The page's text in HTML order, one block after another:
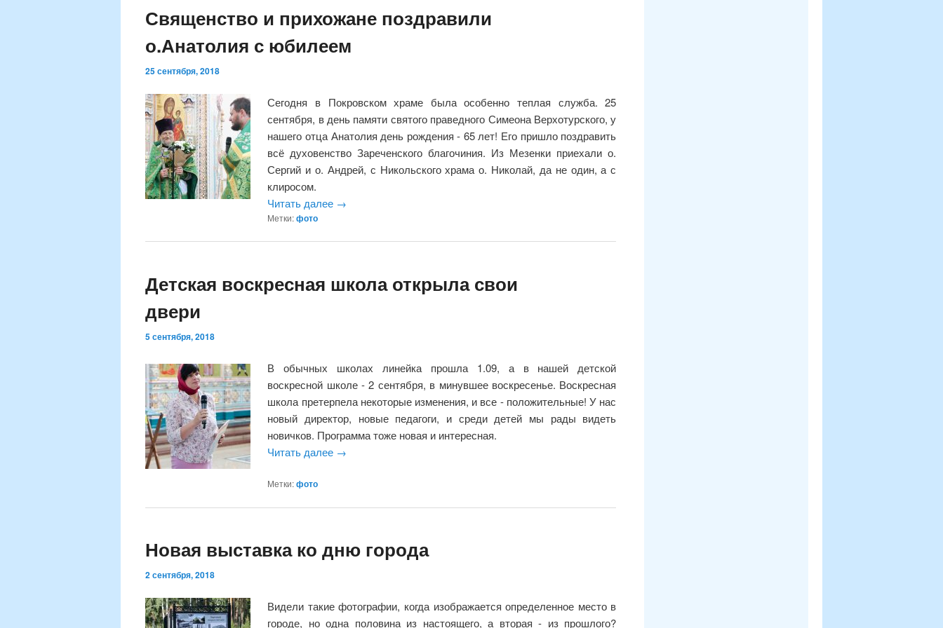
Священство и прихожане поздравили
о.Анатолия с юбилеем
25 сентября, 2018
Сегодня в Покровском храме была особенно теплая служба. 25
сентября, в день памяти святого праведного Симеона Верхотурского, у
нашего отца Анатолия день рождения - 65 лет! Его пришло поздравить
всё духовенство Зареченского благочиния. Из Мезенки приехали о.
Сергий и о. Андрей, с Никольского храма о. Николай, да не один, а с
клиросом.
Читать далее →
Метки:фото
Детская воскресная школа открыла свои
двери
5 сентября, 2018
В обычных школах линейка прошла 1.09, а в нашей детской
воскресной школе - 2 сентября, в минувшее воскресенье. Воскресная
школа претерпела некоторые изменения, и все - положительные! У нас
новый директор, новые педагоги, и среди детей мы рады видеть
новичков. Программа тоже новая и интересная.
Читать далее →
Метки:фото
Новая выставка ко дню города
2 сентября, 2018
Видели такие фотографии, когда изображается определенное место в
городе, но одна половина из настоящего, а вторая - из прошлого?